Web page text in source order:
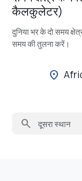
कैलकुलेटर)
दुनिया भर के दो समय
समय की तुलना करें।
location_on
search